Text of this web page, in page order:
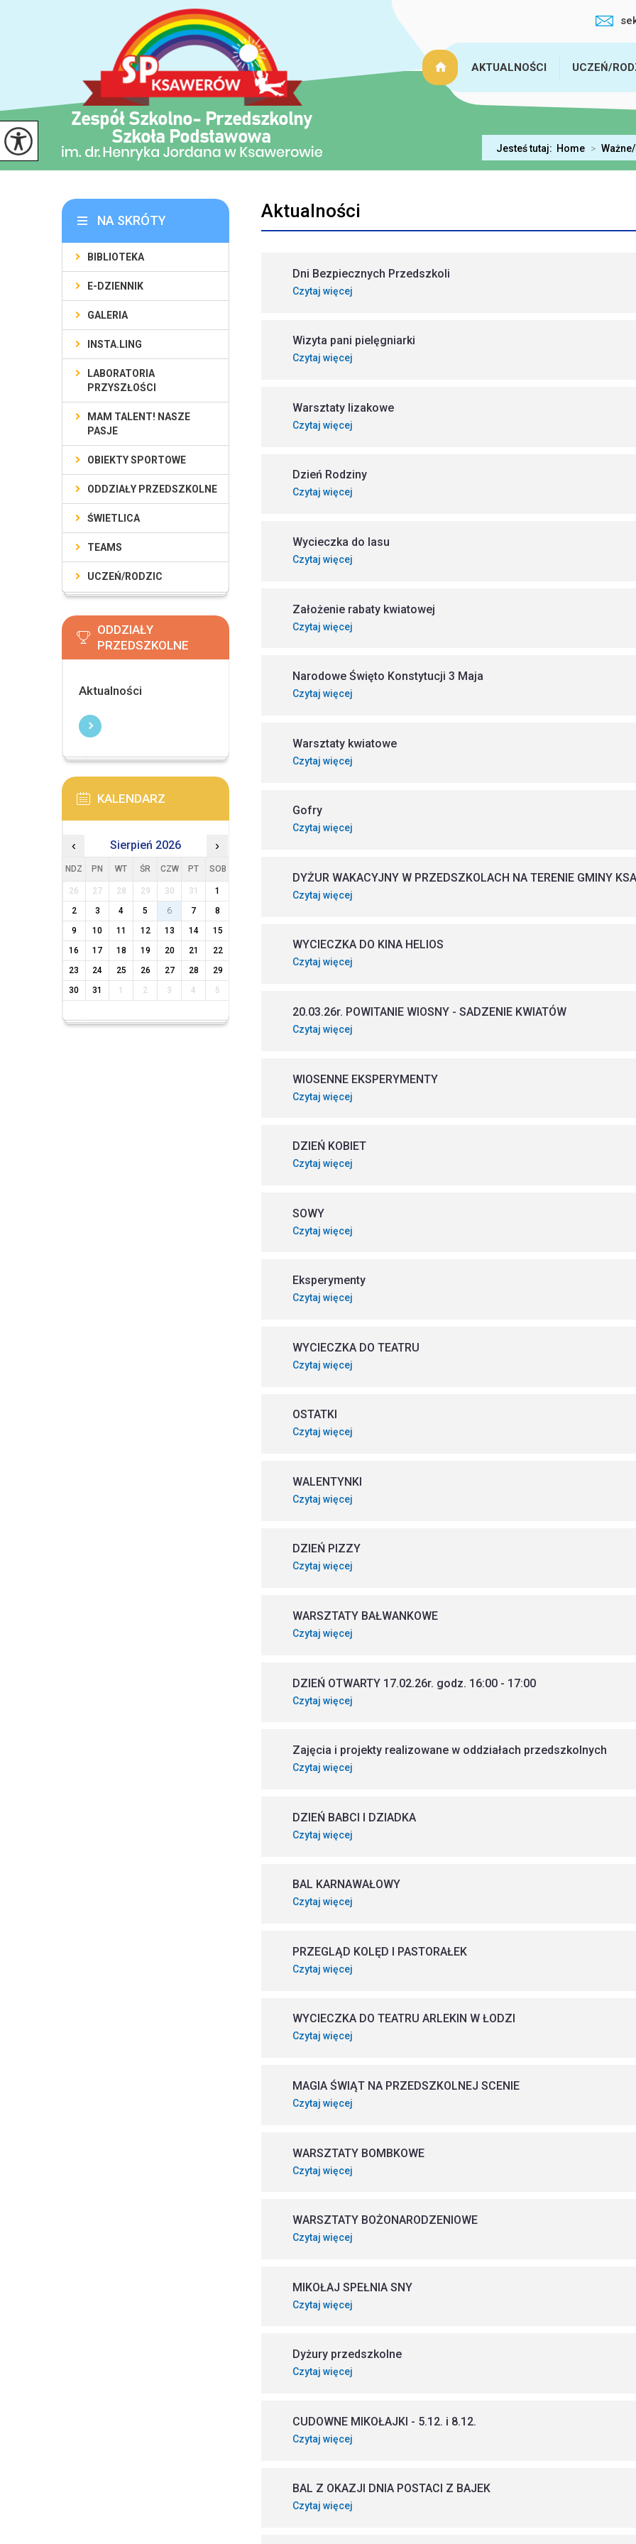
AKTUALNOŚCI UCZEŃ/
Jesteś tutaj: Home >
Aktualności
Dni Bezpiecznych Przedszkoli
Czytaj więcej
Wizyta pani pielęgniarki
Czytaj więcej
Warsztaty lizakowe
Czytaj więcej
Dzień Rodziny
Czytaj więcej
Wycieczka do lasu
Czytaj więcej
Założenie rabaty kwiatowej
Czytaj więcej
Narodowe Święto Konstytucji 3 Maja
Czytaj więcej
Warsztaty kwiatowe
Czytaj więcej
Gofry
Czytaj więcej
DYŻUR WAKACYJNY W PRZEDSZKOLACH NA TERENIE GMINY
Czytaj więcej
WYCIECZKA DO KINA HELIOS
Czytaj więcej
20.03.26r. POWITANIE WIOSNY - SADZENIE KWIATÓW
Czytaj więcej
WIOSENNE EKSPERYMENTY
Czytaj więcej
DZIEŃ KOBIET
Czytaj więcej
SOWY
Czytaj więcej
Eksperymenty
Czytaj więcej
WYCIECZKA DO TEATRU
Czytaj więcej
OSTATKI
Czytaj więcej
WALENTYNKI
Czytaj więcej
DZIEŃ PIZZY
Czytaj więcej
WARSZTATY BAŁWANKOWE
Czytaj więcej
DZIEŃ OTWARTY 17.02.26r. godz. 16:00 - 17:00
Czytaj więcej
Zajęcia i projekty realizowane w oddziałach przedszkolnych
Czytaj więcej
DZIEŃ BABCI I DZIADKA
Czytaj więcej
BAL KARNAWAŁOWY
Czytaj więcej
PRZEGLĄD KOLĘD I PASTORAŁEK
Czytaj więcej
WYCIECZKA DO TEATRU ARLEKIN W ŁODZI
Czytaj więcej
MAGIA ŚWIĄT NA PRZEDSZKOLNEJ SCENIE
Czytaj więcej
WARSZTATY BOMBKOWE
Czytaj więcej
WARSZTATY BOŻONARODZENIOWE
Czytaj więcej
MIKOŁAJ SPEŁNIA SNY
Czytaj więcej
Dyżury przedszkolne
Czytaj więcej
CUDOWNE MIKOŁAJKI - 5.12. i 8.12.
Czytaj więcej
BAL Z OKAZJI DNIA POSTACI Z BAJEK
Czytaj więcej
NA SKRÓTY
BIBLIOTEKA
E-DZIENNIK
GALERIA
INSTA.LING
LABORATORIA
PRZYSZŁOŚCI
MAM TALENT! NASZE
PASJE
OBIEKTY SPORTOWE
ODDZIAŁY PRZEDSZKOLNE
ŚWIETLICA
TEAMS
UCZEŃ/RODZIC
ODDZIAŁY
PRZEDSZKOLNE
Aktualności
KALENDARZ
‹ Sierpień 2026 ›
NDZ PN WT ŚR CZW PT SOB
26 27 28 29 30 31
1
2
3 4 5 6 7
8
9
10 11 12 13 14
15
16
17 18 19 20 21
22
23
24 25 26 27 28
29
30
31 1 2 3 4 5